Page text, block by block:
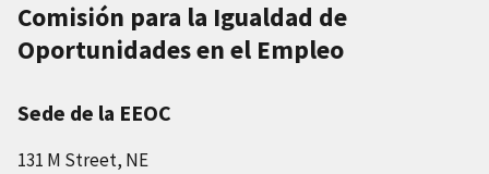
Comisión para la Igualdad de
Oportunidades en el Empleo
Sede de la EEOC
131 M Street, NE